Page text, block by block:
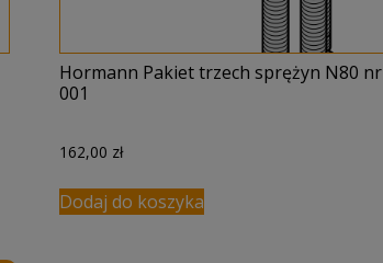
Hormann Pakiet trzech sprężyn N80 nr
001
162,00 zł
Dodaj do koszyka